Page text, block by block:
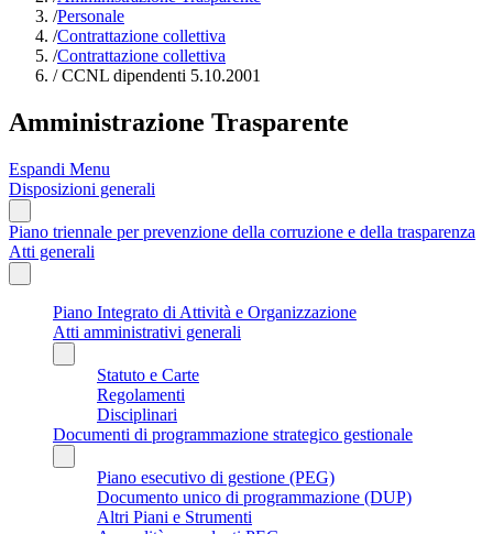
/Personale
/Contrattazione collettiva
/Contrattazione collettiva
/CCNL dipendenti 5.10.2001
Amministrazione Trasparente
Espandi Menu
Disposizioni generali
Piano triennale per prevenzione della corruzione e della trasparenza
Atti generali
Piano Integrato di Attività e Organizzazione
Atti amministrativi generali
Statuto e Carte
Regolamenti
Disciplinari
Documenti di programmazione strategico gestionale
Piano esecutivo di gestione (PEG)
Documento unico di programmazione (DUP)
Altri Piani e Strumenti